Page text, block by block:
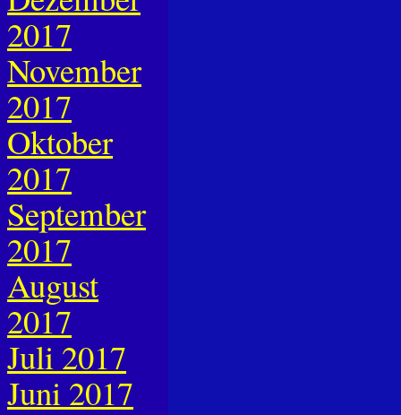
2017
November
2017
Oktober
2017
September
2017
August
2017
Juli 2017
Juni 2017